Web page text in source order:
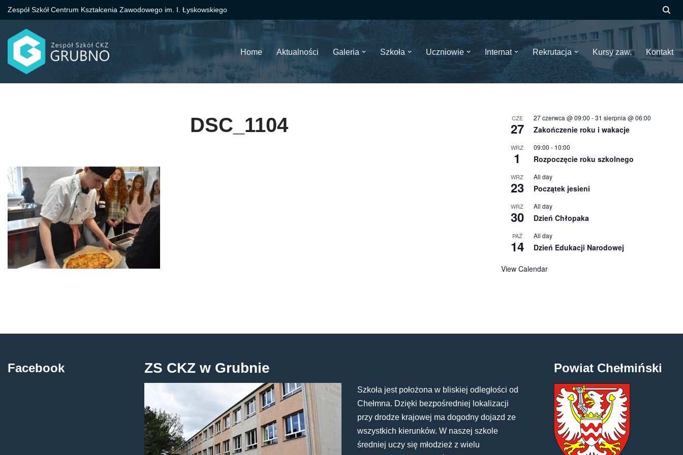
Przejdź
do
treści
Zespół Szkół Centrum Kształcenia Zawodowego im. I. Łyskowskiego
Home Aktualności Galeria Szkoła Uczniowie Internat Rekrutacja Kursy zaw. Kontakt
DSC_1104 CZE
27
27 czerwca @ 09:00 -31 sierpnia @ 06:00
Zakończenie roku i wakacje
WRZ
1
09:00 - 10:00
Rozpoczęcie roku szkolnego
WRZ
23
All day
Początek jesieni
WRZ
30
All day
Dzień Chłopaka
PAŹ
14
All day
Dzień Edukacji Narodowej
View Calendar
Facebook ZS CKZ w Grubnie
Szkoła jest położona w bliskiej odległości od
Chełmna. Dzięki bezpośredniej lokalizacji
przy drodze krajowej ma dogodny dojazd ze
wszystkich kierunków. W naszej szkole
średniej uczy się młodzież z wielu
Powiat Chełmiński